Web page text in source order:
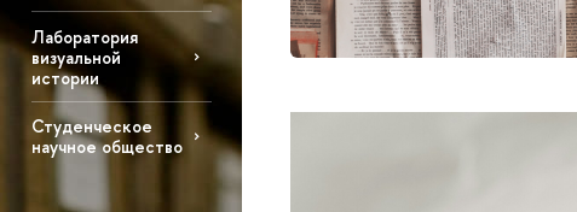
Лаборатория
визуальной
истории
Студенческое
научное общество